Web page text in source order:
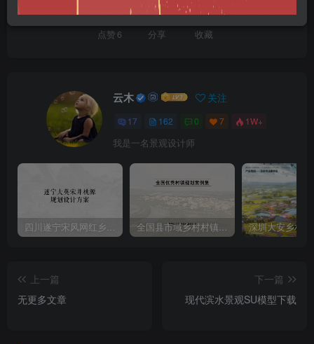
点赞 6 分享 收藏
云木 关注
17 162 0 7 1W+
我是一名景观设计师
四川遂宁宋风网红乡村振兴旅游规划设计方案 全国县市域乡村村镇建设规划优秀案例
上一篇
无更多文章
下一篇
现代滨水景观SU模型下载